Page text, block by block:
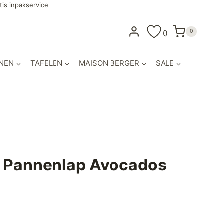
inpakservice
0 0
TAFELEN MAISON BERGER SALE
Avocados